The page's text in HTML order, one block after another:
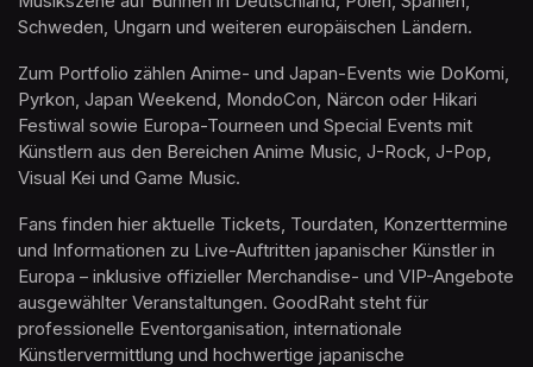
Schweden, Ungarn und weiteren europäischen Ländern.
Zum Portfolio zählen Anime- und Japan-Events wie DoKomi,
Pyrkon, Japan Weekend, MondoCon, Närcon oder Hikari
Festiwal sowie Europa-Tourneen und Special Events mit
Künstlern aus den Bereichen Anime Music, J-Rock, J-Pop,
Visual Kei und Game Music.
Fans finden hier aktuelle Tickets, Tourdaten, Konzerttermine
und Informationen zu Live-Auftritten japanischer Künstler in
Europa – inklusive offizieller Merchandise- und VIP-Angebote
ausgewählter Veranstaltungen. GoodRaht steht für
professionelle Eventorganisation, internationale
Künstlervermittlung und hochwertige japanische